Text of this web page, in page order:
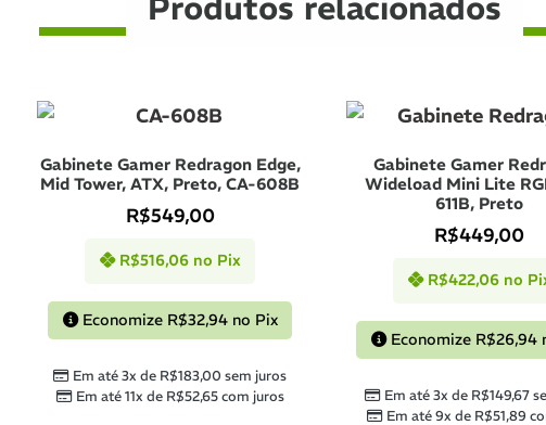
Gabinete Gamer Redragon Edge,
Mid Tower, ATX, Preto, CA-608B
R$549,00
Em até 3x de R$183,00 sem juros
Em até 11x de R$52,65com juros
R$516,06 no Pix
Economize R$32,94no Pix
Gabinete Gamer
Wideload Mini Lite
611B, Preto
R$449,00
Em até 3x de R$149,67
Em até 9x de R$51,89
R$422,06 no
Economize R$26,94